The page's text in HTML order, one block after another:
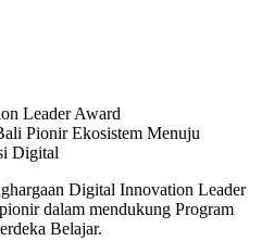
Digital Innovation Leader
dalam mendukung Program
Belajar.